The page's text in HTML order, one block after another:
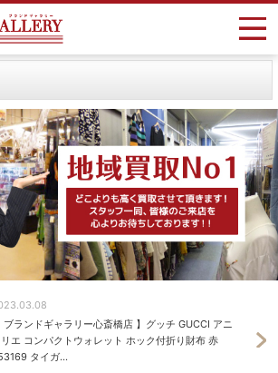
ブランドギャラリー心斎橋店 】グッチ GUCCI アニ
エ コンパクトウォレット ホック付折り財布 赤
タイガ...